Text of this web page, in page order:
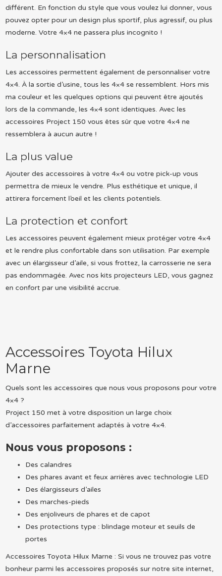
différent. En fonction du style que vous voulez lui donner, vous
pouvez opter pour un design plus sportif, plus agressif, ou plus
moderne. Votre 4×4 ne passera plus incognito !
La personnalisation
Les accessoires permettent également de personnaliser votre
4×4. À la sortie d’usine, tous les 4×4 se ressemblent. Hors mis
ma couleur et les quelques options qui peuvent être ajoutés
lors de la commande, les 4×4 sont identiques. Avec les
accessoires Project 150 vous êtes sûr que votre 4×4 ne
ressemblera à aucun autre !
La plus value
Ajouter des accessoires à votre 4×4 ou votre pick-up vous
permettra de mieux le vendre. Plus esthétique et unique, il
attirera forcement l’oeil et les clients potentiels.
La protection et confort
Les accessoires peuvent également mieux protéger votre 4×4
et le rendre plus confortable dans son utilisation. Par exemple
avec un élargisseur d’aile, si vous frottez, la carrosserie ne sera
pas endommagée. Avec nos kits projecteurs LED, vous gagnez
en confort par une visibilité accrue.
Accessoires Toyota Hilux
Marne
Quels sont les accessoires que nous vous proposons pour votre
4×4 ?
Project 150 met à votre disposition un large choix
d’accessoires parfaitement adaptés à votre 4×4.
Nous vous proposons :
Des calandres
Des phares avant et feux arrières avec technologie LED
Des élargisseurs d’ailes
Des marches-pieds
Des enjoliveurs de phares et de capot
Des protections type : blindage moteur et seuils de
portes
Accessoires Toyota Hilux Marne : Si vous ne trouvez pas votre
bonheur parmi les accessoires proposés sur notre site internet,